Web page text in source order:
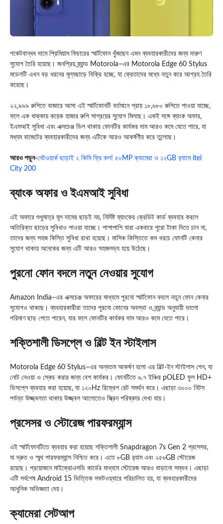
পকেটবান্ধব দামে প্রিমিয়াম ফিচারের স্মার্টফোন খুঁজছেন এমন ব্যবহারকারীদের জন্য দারুণ
সুযোগ তৈরি হয়েছে। জনপ্রিয় ব্র্যান্ড Motorola–এর Motorola Edge 60 Stylus
মডেলটি এখন বড় ধরনের মূল্যছাড়ে বিক্রি হচ্ছে, যা ক্রেতাদের মধ্যে নতুন করে আগ্রহ তৈরি
করেছে।
২২,৯৯৯ রুপিতে বাজারে আসা এই স্মার্টফোনটি বর্তমানে প্রায় ১৮,৬৮০ রুপিতে পাওয়া যাচ্ছে,
ফলে এক ধাক্কায় কয়েক হাজার রুপি সাশ্রয়ের সুযোগ মিলছে। একই সঙ্গে ব্যাংক অফার,
ইএমআই সুবিধা এবং এক্সচেঞ্জ ডিল থাকায় ফোনটির কার্যকর দাম আরও কমে যেতে পারে, যা
মধ্যম বাজেটের ব্যবহারকারীদের জন্য এটিকে আরও আকর্ষণীয় করে তুলেছে।
আরও পড়ুন-নেটওয়ার্ক ছাড়াই ২ কিমি ফ্রি কল! ৫০MP ক্যামেরা ও ১২GB র‍্যামে itel
City 200
ব্যাংক অফার ও ইএমআই সুবিধা
এই অফারে শুধুমাত্র মূল দামের ছাড়ই নয়, নির্দিষ্ট ব্যাংকের ক্রেডিট কার্ড ব্যবহার করলে
অতিরিক্ত ছাড়ের সুবিধাও পাওয়া যাচ্ছে। পাশাপাশি যারা একবারে পুরো টাকা দিতে চান না,
তাদের জন্য সহজ কিস্তি সুবিধা রাখা হয়েছে। মাসিক কিস্তিতে কম খরচে ফোনটি কেনার
সুযোগ থাকায় অনেকের জন্য এটি আরও সহজলভ্য হয়ে উঠেছে।
পুরনো ফোন বদলে নতুন নেওয়ার সুযোগ
Amazon India–এর এক্সচেঞ্জ অফারের মাধ্যমে পুরনো স্মার্টফোন বদলে নতুন ফোন কেনার
সুযোগও থাকছে। ব্যবহারকারীরা তাদের পুরনো ফোনের অবস্থা ও ব্র্যান্ড অনুযায়ী ভালো
পরিমাণ ছাড় পেতে পারেন, যার ফলে ফোনটির কার্যকর দাম আরও কমে যেতে পারে।
শক্তিশালী ডিসপ্লে ও বিল্ট ইন স্টাইলাস
Motorola Edge 60 Stylus–এর অন্যতম আকর্ষণ হলো এর বিল্ট-ইন স্টাইলাস পেন, যা
নোট নেওয়া ও স্কেচ করার জন্য বেশ কার্যকর। ফোনটিতে ৬.৭ ইঞ্চির pOLED ফুল HD+
ডিসপ্লে ব্যবহার করা হয়েছে, যা ১২০Hz রিফ্রেশ রেট সমর্থন করে। এছাড়া ৩০০০ নিটস
পর্যন্ত উজ্জ্বলতা থাকায় উজ্জ্বল আলোতেও স্ক্রিন পরিষ্কার দেখা যায়।
প্রসেসর ও স্টোরেজ পারফরম্যান্স
এই স্মার্টফোনটিতে ব্যবহার করা হয়েছে শক্তিশালী Snapdragon 7s Gen 2 প্রসেসর,
যা দ্রুত ও স্মুথ পারফরম্যান্স নিশ্চিত করে। এতে ৮GB র‍্যাম এবং ২৫৬GB স্টোরেজ
রয়েছে। প্রয়োজনে মাইক্রোএসডি কার্ডের মাধ্যমে স্টোরেজ আরও বাড়ানো সম্ভব। এছাড়া
এটি সর্বশেষ Android 15 ভিত্তিক সফটওয়্যারে পরিচালিত হয়, যা ব্যবহারকারীদের
আধুনিক অভিজ্ঞতা দেয়।
ক্যামেরা সেটআপ